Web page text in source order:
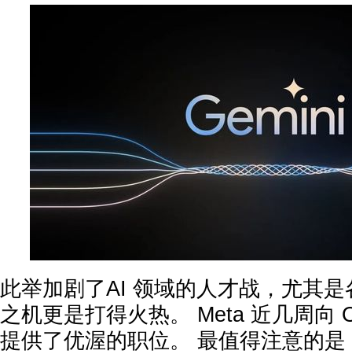
此举加剧了AI 领域的人才战，尤其
之机更是打得火热。 Meta 近几周向
提供了优渥的职位。 最值得注意的